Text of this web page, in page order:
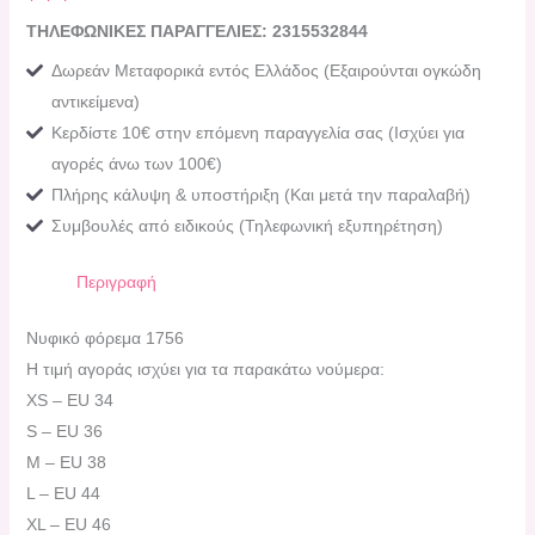
ΤΗΛΕΦΩΝΙΚΕΣ ΠΑΡΑΓΓΕΛΙΕΣ: 2315532844
Δωρεάν Μεταφορικά εντός Ελλάδος (Εξαιρούνται ογκώδη
αντικείμενα)
Κερδίστε 10€ στην επόμενη παραγγελία σας (Ισχύει για
αγορές άνω των 100€)
Πλήρης κάλυψη & υποστήριξη (Και μετά την παραλαβή)
Συμβουλές από ειδικούς (Τηλεφωνική εξυπηρέτηση)
Περιγραφή
Νυφικό φόρεμα 1756
Η τιμή αγοράς ισχύει για τα παρακάτω νούμερα:
XS – EU 34
S – EU 36
M – EU 38
L – EU 44
XL – EU 46